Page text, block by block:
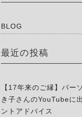
BLOG
最近の投稿
【17年来のご縁】パー
き子さんのYouTubeに
ントアドバイス